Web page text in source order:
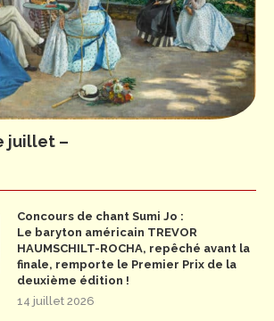
juillet –
Concours de chant Sumi Jo :
Le baryton américain TREVOR
HAUMSCHILT-ROCHA, repêché avant la
finale, remporte le Premier Prix de la
deuxième édition !
14 juillet 2026